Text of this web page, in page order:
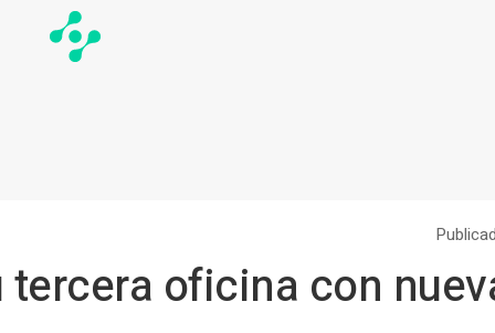
tercera oficina con